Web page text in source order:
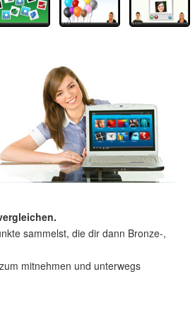
sammelst, die dir dann Bronze-,
mitnehmen und unterwegs